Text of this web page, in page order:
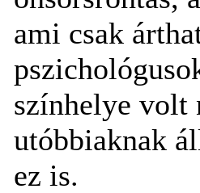
ami csak
színhelye volt
utóbbiaknak
ez is.